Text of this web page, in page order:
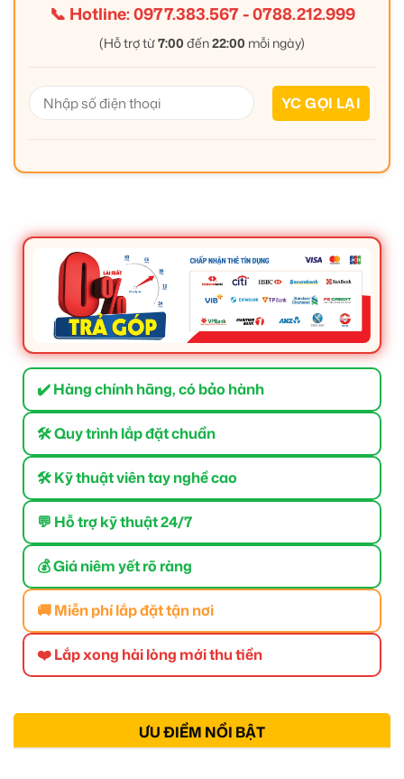
📞 Hotline:0977.383.567-0788.212.999
(Hỗ trợ từ7:00 đến22:00 mỗi ngày)
✔️ Hàng chính hãng, có bảo hành
🛠 Quy trình lắp đặt chuẩn
🛠 Kỹ thuật viên tay nghề cao
💬 Hỗ trợ kỹ thuật 24/7
💰 Giá niêm yết rõ ràng
🚚 Miễn phí lắp đặt tận nơi
❤️ Lắp xong hài lòng mới thu tiền
ƯU ĐIỂM NỔI BẬT